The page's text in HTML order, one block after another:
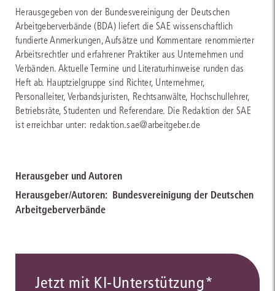
Herausgegeben von der Bundesvereinigung der Deutschen
Arbeitgeberverbände (BDA) liefert die SAE wissenschaftlich
fundierte Anmerkungen, Aufsätze und Kommentare renommierter
Arbeitsrechtler und erfahrener Praktiker aus Unternehmen und
Verbänden. Aktuelle Termine und Literaturhinweise runden das
Heft ab. Hauptzielgruppe sind Richter, Unternehmer,
Personalleiter, Verbandsjuristen, Rechtsanwälte, Hochschullehrer,
Betriebsräte, Studenten und Referendare. Die Redaktion der SAE
ist erreichbar unter: redaktion.sae@arbeitgeber.de
Herausgeber und Autoren
Herausgeber/Autoren: Bundesvereinigung der Deutschen
Arbeitgeberverbände
Jetzt mit KI-Unterstützung*